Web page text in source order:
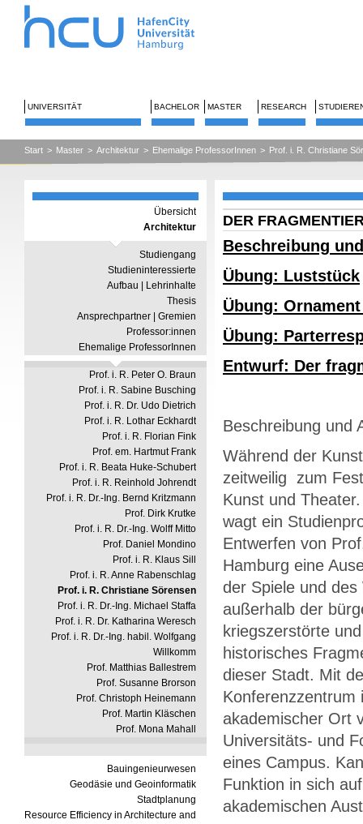
UNIVERSITÄT BACHELOR MASTER RESEARCH
Start > Master > Architektur > Ehemalige ProfessorInnen > Prof. i. R. Christiane
Übersicht
Architektur
Studiengang
Studieninteressierte
Aufbau | Lehrinhalte
Thesis
Ansprechpartner | Gremien
Professor:innen
Ehemalige ProfessorInnen
Prof. i. R. Peter O. Braun
Prof. i. R. Sabine Busching
Prof. i. R. Dr. Udo Dietrich
Prof. i. R. Lothar Eckhardt
Prof. i. R. Florian Fink
Prof. em. Hartmut Frank
Prof. i. R. Beata Huke-Schubert
Prof. i. R. Reinhold Johrendt
Prof. i. R. Dr.-Ing. Bernd Kritzmann
Prof. Dirk Krutke
Prof. i. R. Dr.-Ing. Wolff Mitto
Prof. Daniel Mondino
Prof. i. R. Klaus Sill
Prof. i. R. Anne Rabenschlag
Prof. i. R. Christiane Sörensen
Prof. i. R. Dr.-Ing. Michael Staffa
Prof. i. R. Dr. Katharina Weresch
Prof. i. R. Dr.-Ing. habil. Wolfgang
Willkomm
Prof. Matthias Ballestrem
Prof. Susanne Brorson
Prof. Christoph Heinemann
Prof. Martin Kläschen
Prof. Mona Mahall
Bauingenieurwesen
Geodäsie und Geoinformatik
Stadtplanung
Resource Efficiency in Architecture and
DER
Beschreibung
Übung: Luststück
Übung:
Übung:
Entwurf: Der
Beschreibung und
Während der
zeitweilig zum
Kunst und
wagt ein
Entwerfen von
Hamburg eine
der Spiele und
außerhalb der
kriegszerstörte
historisches
dieser Stadt. Mit
Konferenzzentrum
akademischer Ort
Universitäts- und
eines Campus.
Funktion in sich
akademischen